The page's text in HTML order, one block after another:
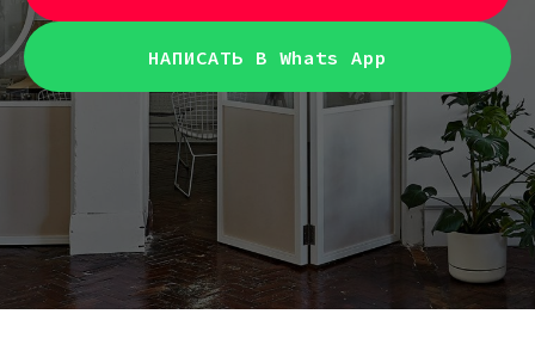
НАПИСАТЬ В Whats App